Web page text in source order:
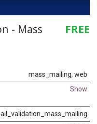
- Mass
FREE
mass_mailing, web
Show